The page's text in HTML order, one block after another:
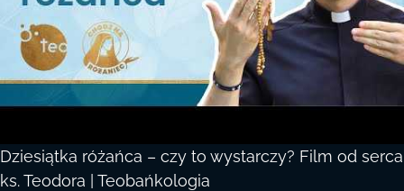
Dziesiątka różańca – czy to wystarczy? Film od serca
ks. Teodora | Teobańkologia